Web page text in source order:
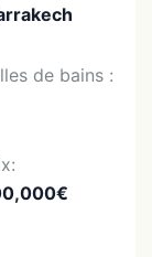
de bains :